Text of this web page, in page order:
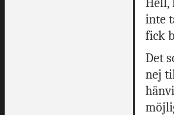
inte
fick
Det
nej